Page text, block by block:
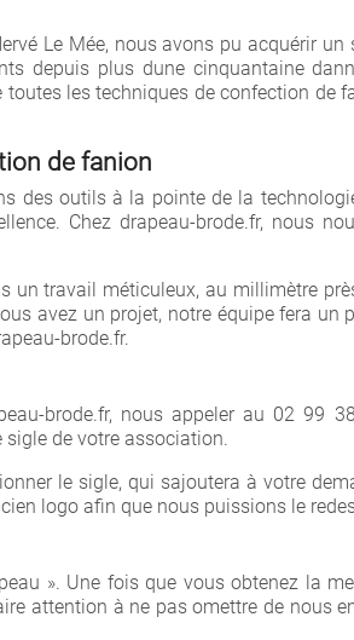
Le Mée, nous avons pu acquérir un
depuis plus dune cinquantaine
les techniques de confection de
de fanion
des outils à la pointe de la
Chez drapeau-brode.fr, nous
un travail méticuleux, au millimètre
avez un projet, notre équipe fera un
brode.fr.
brode.fr, nous appeler au 02 99
de votre association.
le sigle, qui sajoutera à votre
logo afin que nous puissions le
». Une fois que vous obtenez la
attention à ne pas omettre de nous
Créer une liste d'envies